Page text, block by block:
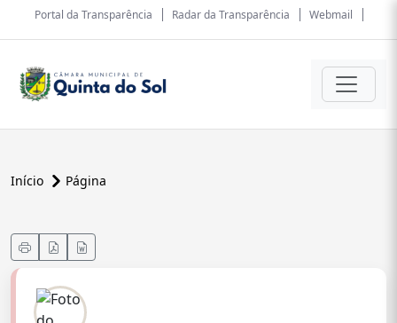
Portal da Transparência Radar da Transparência Webmail
Início Página